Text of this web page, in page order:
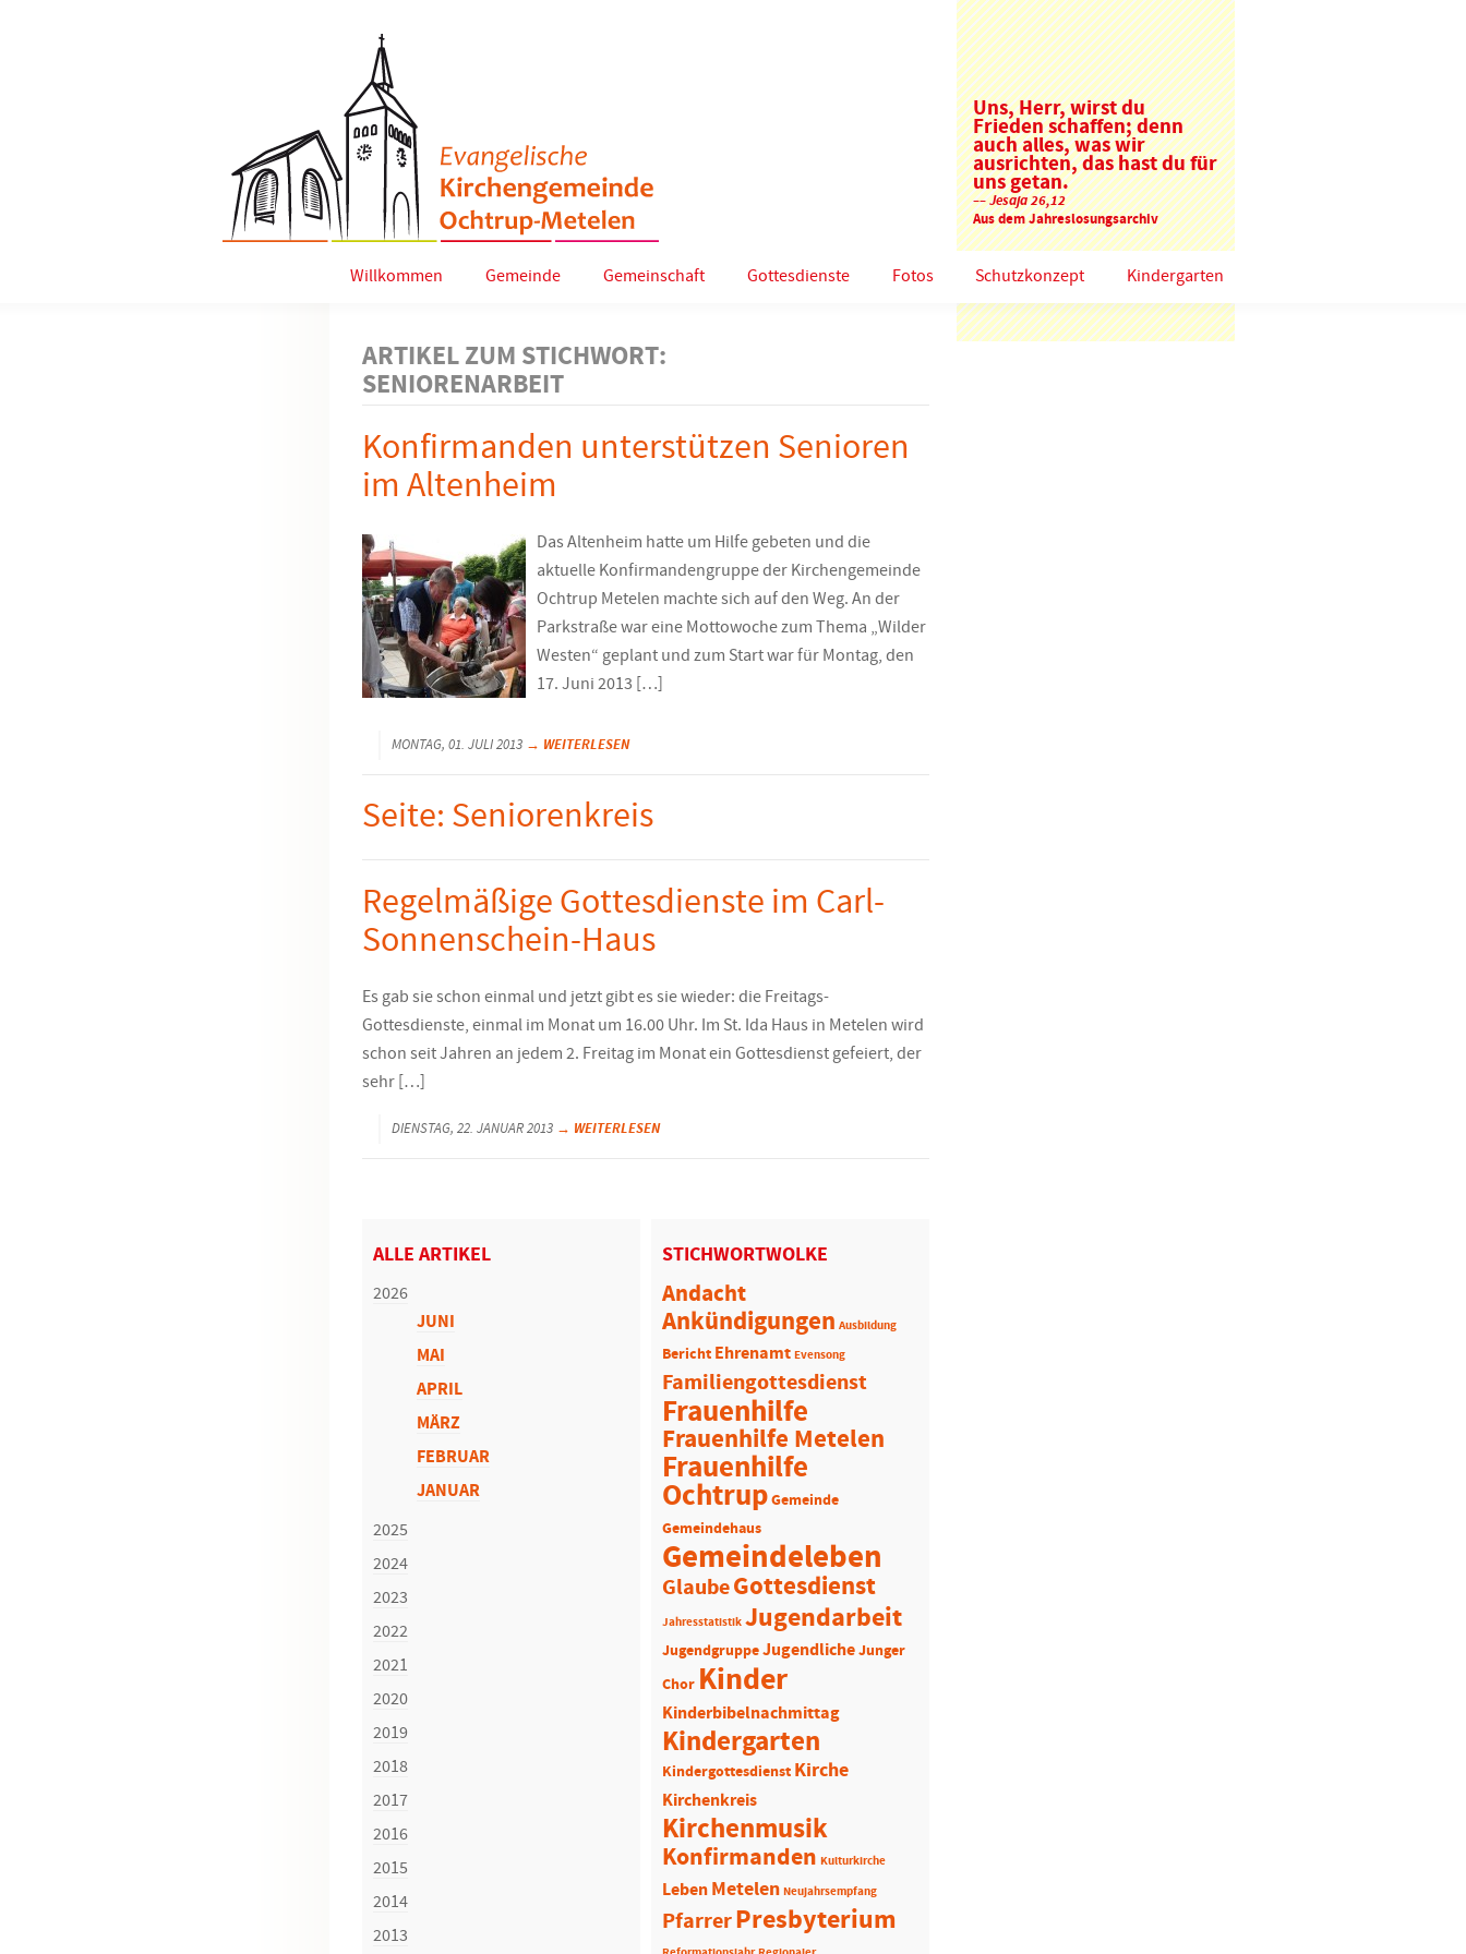
Uns, Herr, wirst du
Frieden schaffen; denn
auch alles, was wir
ausrichten, das hast du für
uns getan.
–– Jesaja 26,12
Aus dem Jahreslosungsarchiv
Willkommen Gemeinde Gemeinschaft Gottesdienste Fotos Schutzkonzept Kindergarten
ARTIKEL ZUM STICHWORT:
SENIORENARBEIT
Konfirmanden unterstützen Senioren
im Altenheim
Das Altenheim hatte um Hilfe gebeten und die
aktuelle Konfirmandengruppe der Kirchengemeinde
Ochtrup Metelen machte sich auf den Weg. An der
Parkstraße war eine Mottowoche zum Thema „Wilder
Westen“ geplant und zum Start war für Montag, den
17. Juni 2013 […]
MONTAG, 01. JULI 2013 → WEITERLESEN
Seite: Seniorenkreis
Regelmäßige Gottesdienste im Carl-
Sonnenschein-Haus
Es gab sie schon einmal und jetzt gibt es sie wieder: die Freitags-
Gottesdienste, einmal im Monat um 16.00 Uhr. Im St. Ida Haus in Metelen wird
schon seit Jahren an jedem 2. Freitag im Monat ein Gottesdienst gefeiert, der
sehr […]
DIENSTAG, 22. JANUAR 2013 → WEITERLESEN
ALLE ARTIKEL
2026
JUNI
MAI
APRIL
MÄRZ
FEBRUAR
JANUAR
2025
2024
2023
2022
2021
2020
2019
2018
2017
2016
2015
2014
2013
STICHWORTWOLKE
Andacht
Ankündigungen Ausbildung
Bericht Ehrenamt Evensong
Familiengottesdienst
Frauenhilfe
Frauenhilfe Metelen
Frauenhilfe
Ochtrup Gemeinde
Gemeindehaus
Gemeindeleben
GlaubeGottesdienst
Jahresstatistik Jugendarbeit
Jugendgruppe Jugendliche Junger
Chor Kinder
Kinderbibelnachmittag
Kindergarten
Kindergottesdienst Kirche
Kirchenkreis
Kirchenmusik
Konfirmanden Kulturkirche
Leben Metelen Neujahrsempfang
PfarrerPresbyterium